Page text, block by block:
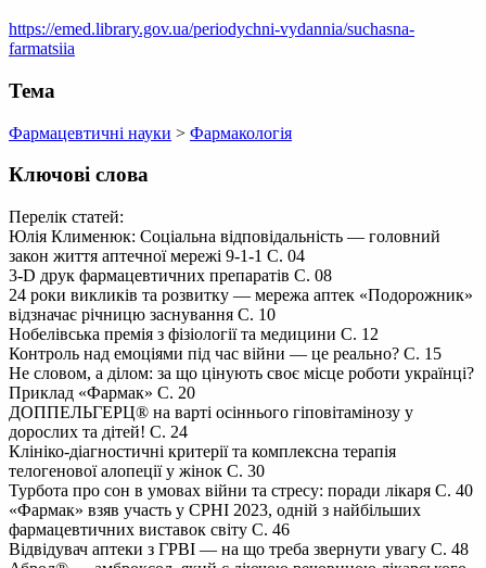
https://emed.library.gov.ua/periodychni-vydannia/suchasna-
farmatsiia
Тема
Фармацевтичні науки > Фармакологія
Ключові слова
Перелік статей:
Юлія Клименюк: Соціальна відповідальність — головний
закон життя аптечної мережі 9-1-1 C. 04
3-D друк фармацевтичних препаратів С. 08
24 роки викликів та розвитку — мережа аптек «Подорожник»
відзначає річницю заснування С. 10
Нобелівська премія з фізіології та медицини С. 12
Контроль над емоціями під час війни — це реально? С. 15
Не словом, а ділом: за що цінують своє місце роботи українці?
Приклад «Фармак» С. 20
ДОППЕЛЬГЕРЦ® на варті осіннього гіповітамінозу у
дорослих та дітей! С. 24
Клініко-діагностичні критерії та комплексна терапія
телогенової алопеції у жінок С. 30
Турбота про сон в умовах війни та стресу: поради лікаря С. 40
«Фармак» взяв участь у CPHI 2023, одній з найбільших
фармацевтичних виставок світу С. 46
Відвідувач аптеки з ГРВІ — на що треба звернути увагу С. 48